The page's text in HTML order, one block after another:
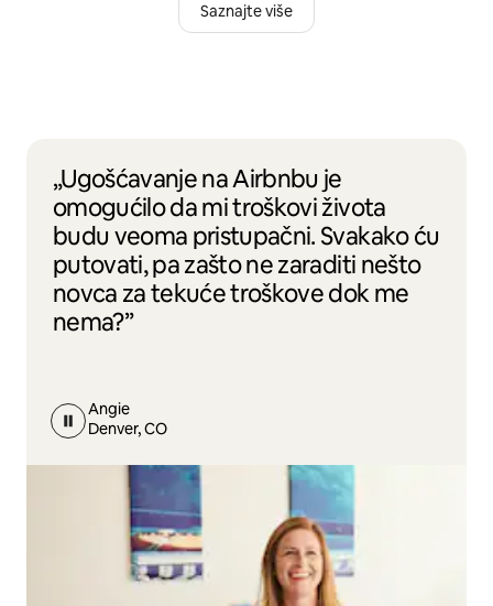
Saznajte više
„Ugošćavanje na Airbnbu je
omogućilo da mi troškovi života
budu veoma pristupačni. Svakako ću
putovati, pa zašto ne zaraditi nešto
novca za tekuće troškove dok me
nema?”
Angie
Denver, CO